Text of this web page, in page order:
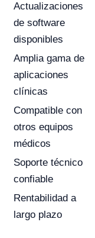
Actualizaciones
de software
disponibles
Amplia gama de
aplicaciones
clínicas
Compatible con
otros equipos
médicos
Soporte técnico
confiable
Rentabilidad a
largo plazo